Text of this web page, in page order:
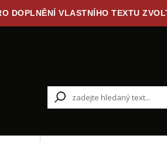
DOPLNĚNÍ VLASTNÍHO TEXTU